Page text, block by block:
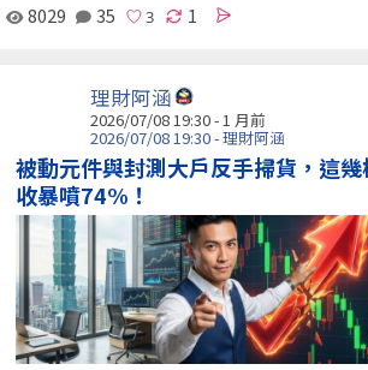
8029 35 1
理財阿涵
2026/07/08 19:30 - 1 月前
2026/07/08 19:30 - 理財阿涵
被動元件與封測大戶反手掃貨，這
收暴噴74%！